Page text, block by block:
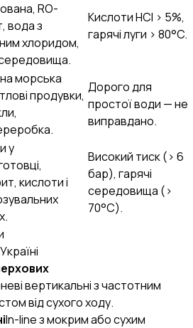
RO-
вода з
хлоридом,
Кислоти HCl > 5%,
гарячі луги > 80°C.
морська
продувки,
Дорого для
простої води — не
виправдано.
у
кислоти і
Високий тиск (> 6
бар), гарячі
середовища (>
70°C).
вертикальні з частотним
від сухого ходу.
In-line з мокрим або сухим